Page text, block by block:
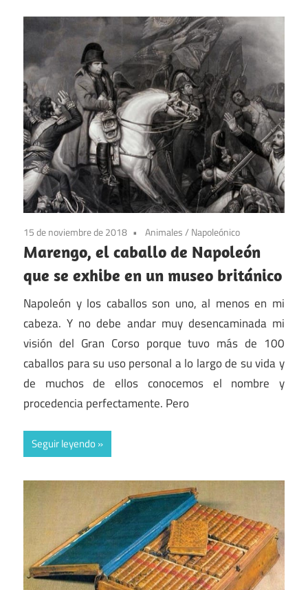
15 de noviembre de 2018 Animales/ Napoleónico
Marengo, el caballo de Napoleón
que se exhibe en un museo británico
Napoleón y los caballos son uno, al menos en mi
cabeza. Y no debe andar muy desencaminada mi
visión del Gran Corso porque tuvo más de 100
caballos para su uso personal a lo largo de su vida y
de muchos de ellos conocemos el nombre y
procedencia perfectamente. Pero
Seguir leyendo